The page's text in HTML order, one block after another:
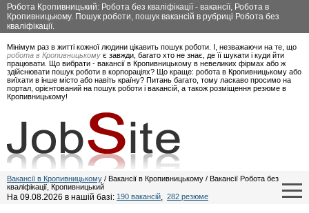
Робота Кропивницький: Робота без кваліфікації - вакансії, Робота в
Кропивницькому. Пошук роботи, пошук вакансій в рубриці Робота без
кваліфікації.
Мінімум раз в житті кожної людини цікавить пошук роботи. І, незважаючи на те, що
робота в Кропивницькому є завжди, багато хто не знає, де її шукати і куди йти
працювати. Що вибрати - вакансії в Кропивницькому в невеликих фірмах або ж
здійснювати пошук роботи в корпораціях? Що краще: робота в Кропивницькому або
виїхати в інше місто або навіть країну? Питань багато, тому ласкаво просимо на
портал, орієнтований на пошук роботи і вакансій, а також розміщення резюме в
Кропивницькому!
Вакансії в Кропивницькому / Вакансії в Кропивницькому / Вакансії Робота без
кваліфікації, Кропивницький
На 09.08.2026 в нашій базі: 190 вакансій, 282 резюме